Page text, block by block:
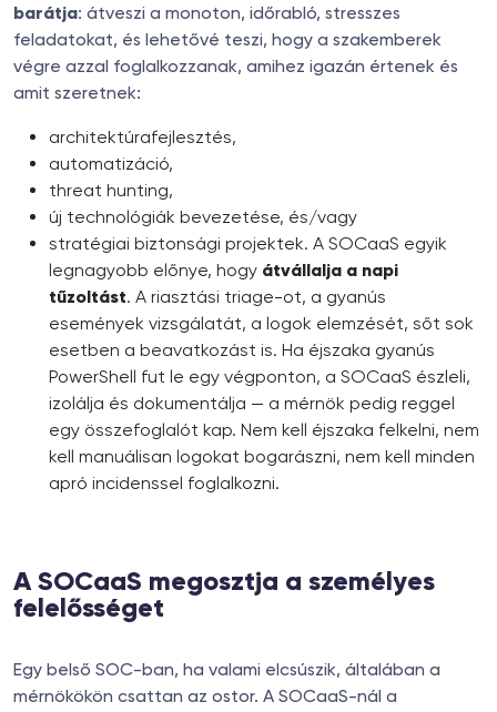
barátja: átveszi a monoton, időrabló, stresszes
feladatokat, és lehetővé teszi, hogy a szakemberek
végre azzal foglalkozzanak, amihez igazán értenek és
amit szeretnek:
architektúrafejlesztés,
automatizáció,
threat hunting,
új technológiák bevezetése, és/vagy
stratégiai biztonsági projektek. A SOCaaS egyik
legnagyobb előnye, hogy átvállalja a napi
tűzoltást. A riasztási triage-ot, a gyanús
események vizsgálatát, a logok elemzését, sőt sok
esetben a beavatkozást is. Ha éjszaka gyanús
PowerShell fut le egy végponton, a SOCaaS észleli,
izolálja és dokumentálja — a mérnök pedig reggel
egy összefoglalót kap. Nem kell éjszaka felkelni, nem
kell manuálisan logokat bogarászni, nem kell minden
apró incidenssel foglalkozni.
A SOCaaS megosztja a személyes
felelősséget
Egy belső SOC-ban, ha valami elcsúszik, általában a
mérnökökön csattan az ostor. A SOCaaS-nál a